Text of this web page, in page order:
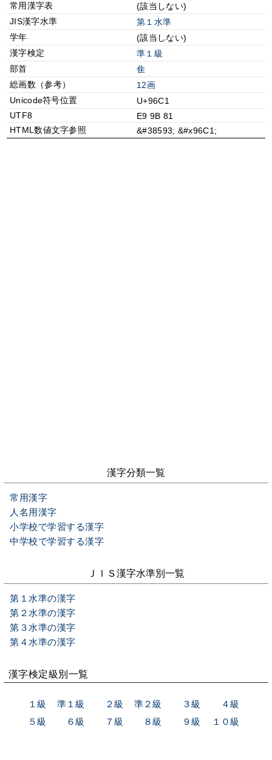
常用漢字表
(該当しない)
JIS漢字水準
第１水準
学年
(該当しない)
漢字検定
準１級
部首
⾫
総画数（参考）
12画
Unicode符号位置
U+96C1
UTF8
E9 9B 81
HTML数値文字参照
&#38593; &#x96C1;
漢字分類一覧
常用漢字
人名用漢字
小学校で学習する漢字
中学校で学習する漢字
ＪＩＳ漢字水準別一覧
第１水準の漢字
第２水準の漢字
第３水準の漢字
第４水準の漢字
漢字検定級別一覧
１級 準１級 ２級 準２級 ３級
４級
５級
６級 ７級 ８級 ９級 １０級